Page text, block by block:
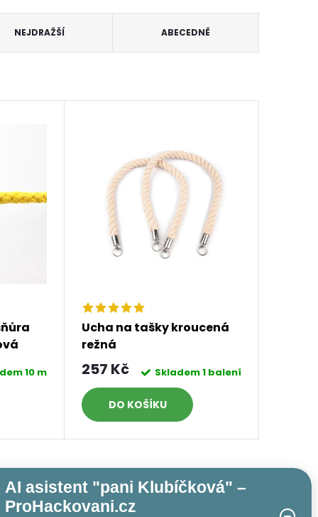
NEJDRAŽŠÍ ABECEDNĚ
10 m
Ucha na tašky kroucená
režná
257 Kč Skladem1 balení
DO KOŠÍKU
AI asistent "pani Klubíčková" –
ProHackovani.cz